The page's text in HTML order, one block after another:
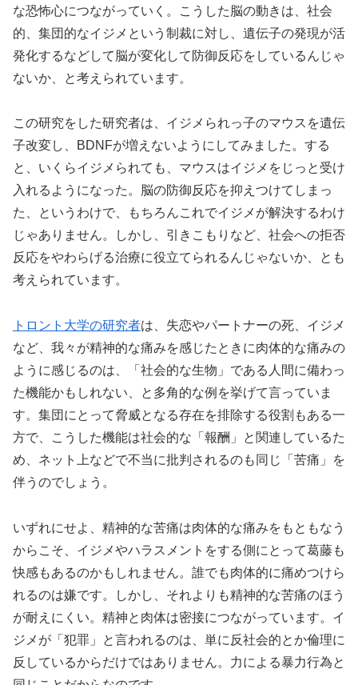
な恐怖心につながっていく。こうした脳の動きは、社会
的、集団的なイジメという制裁に対し、遺伝子の発現が活
発化するなどして脳が変化して防御反応をしているんじゃ
ないか、と考えられています。
この研究をした研究者は、イジメられっ子のマウスを遺伝
子改変し、BDNFが増えないようにしてみました。する
と、いくらイジメられても、マウスはイジメをじっと受け
入れるようになった。脳の防御反応を抑えつけてしまっ
た、というわけで、もちろんこれでイジメが解決するわけ
じゃありません。しかし、引きこもりなど、社会への拒否
反応をやわらげる治療に役立てられるんじゃないか、とも
考えられています。
トロント大学の研究者は、失恋やパートナーの死、イジメ
など、我々が精神的な痛みを感じたときに肉体的な痛みの
ように感じるのは、「社会的な生物」である人間に備わっ
た機能かもしれない、と多角的な例を挙げて言っていま
す。集団にとって脅威となる存在を排除する役割もある一
方で、こうした機能は社会的な「報酬」と関連しているた
め、ネット上などで不当に批判されるのも同じ「苦痛」を
伴うのでしょう。
いずれにせよ、精神的な苦痛は肉体的な痛みをもともなう
からこそ、イジメやハラスメントをする側にとって葛藤も
快感もあるのかもしれません。誰でも肉体的に痛めつけら
れるのは嫌です。しかし、それよりも精神的な苦痛のほう
が耐えにくい。精神と肉体は密接につながっています。イ
ジメが「犯罪」と言われるのは、単に反社会的とか倫理に
反しているからだけではありません。力による暴力行為と